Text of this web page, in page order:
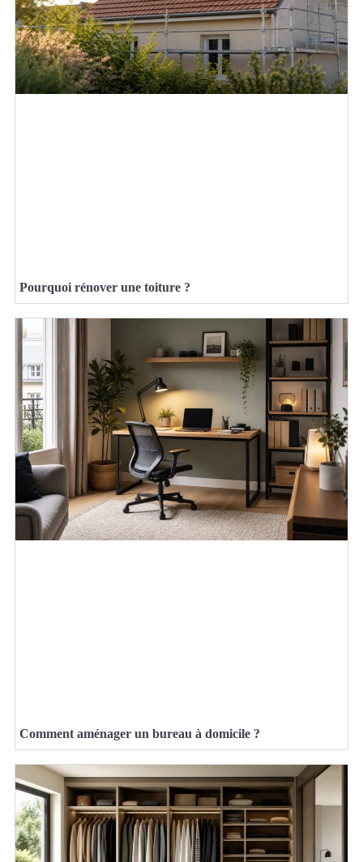
Pourquoi rénover une toiture ?
Comment aménager un bureau à domicile ?